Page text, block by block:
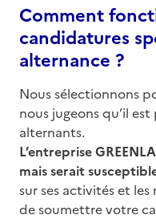
Comment
candidatures
alternance ?
Nous sélectionnons
nous jugeons qu’il
alternants.
L’entreprise
mais serait
sur ses activités et les
de soumettre votre